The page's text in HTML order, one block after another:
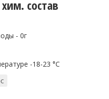
состав
- 0г
-18-23 °С